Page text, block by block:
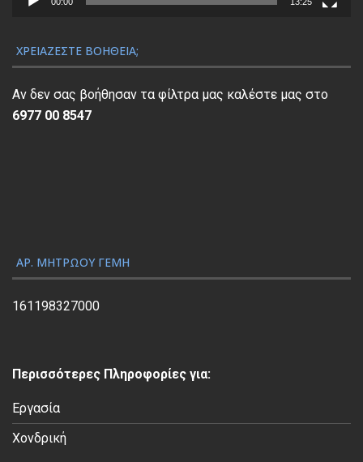
ν
α
π
α
ς
Β
ί
00:00 13:25
ΧΡΕΙΆΖΕΣΤΕ ΒΟΉΘΕΙΑ;
Αν δεν σας βοήθησαν τα φίλτρα μας καλέστε μας στο
6977 00 8547
ΑΡ. ΜΗΤΡΏΟΥ ΓΕΜΗ
161198327000
Περισσότερες Πληροφορίες για:
Εργασία
Χονδρική